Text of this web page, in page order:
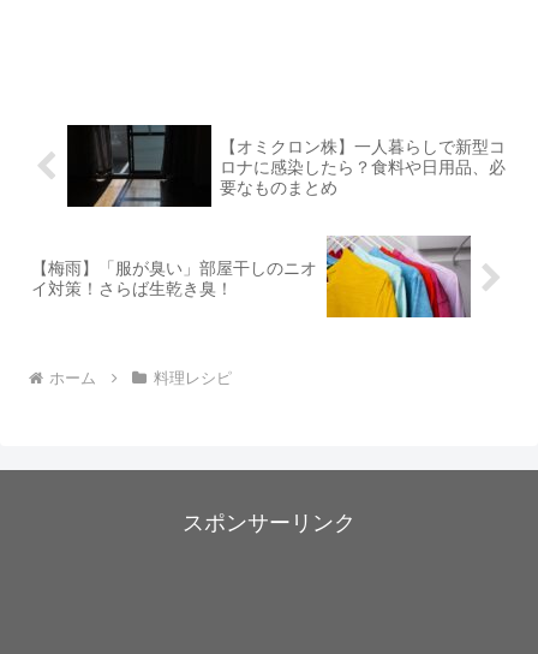
【オミクロン株】一人暮らしで新型コ
ロナに感染したら？食料や日用品、必
要なものまとめ
【梅雨】「服が臭い」部屋干しのニオ
イ対策！さらば生乾き臭！
ホーム 料理レシピ
スポンサーリンク